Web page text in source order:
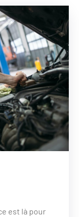
est là pour